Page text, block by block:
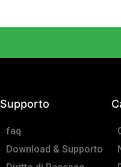
Supporto
faq
Download & Supporto